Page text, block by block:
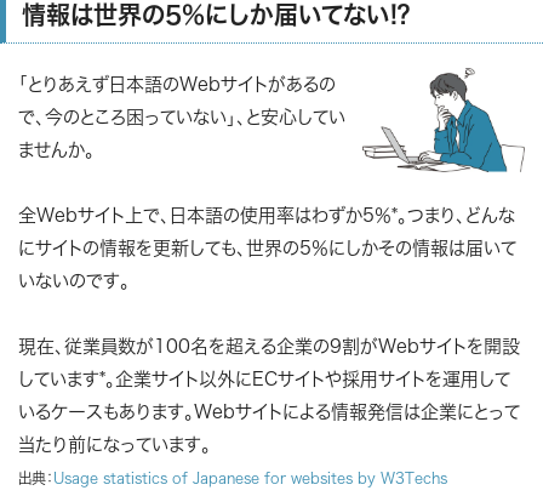
情報は世界の5％にしか届いてない⁉
「とりあえず日本語のWebサイトがあるの
で、今のところ困っていない」、と安心してい
ませんか。
全Webサイト上で、日本語の使用率はわずか5％*。つまり、どんな
にサイトの情報を更新しても、世界の5％にしかその情報は届いて
いないのです。
現在、従業員数が100名を超える企業の9割がWebサイトを開設
しています*。企業サイト以外にECサイトや採用サイトを運用して
いるケースもあります。Webサイトによる情報発信は企業にとって
当たり前になっています。
出典： Usage statistics of Japanese for websites by W3Techs